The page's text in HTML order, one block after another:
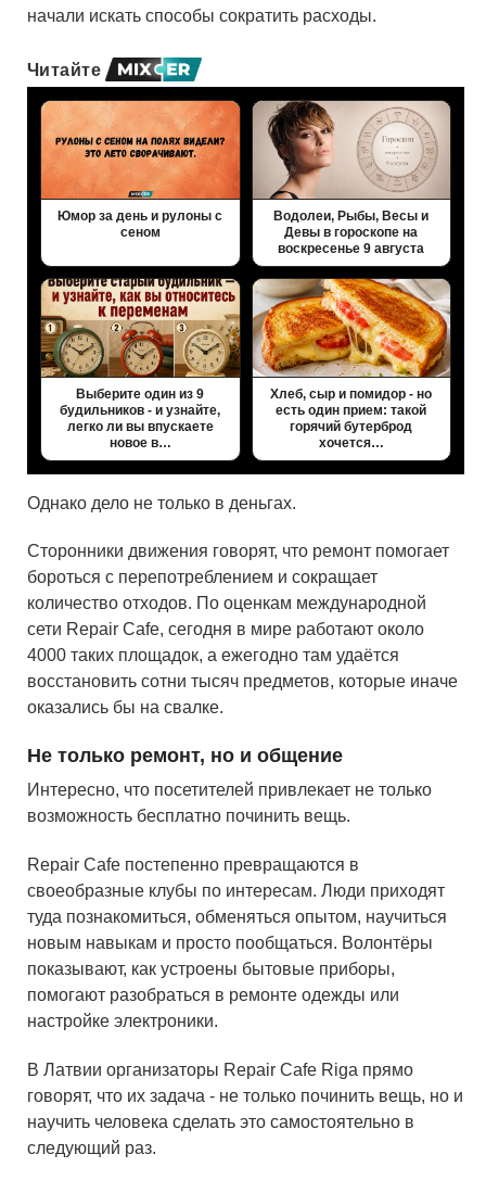
начали искать способы сократить расходы.
Читайте
Юмор за день и рулоны с
сеном
Водолеи, Рыбы, Весы и
Девы в гороскопе на
воскресенье 9 августа
Выберите один из 9
будильников - и узнайте,
легко ли вы впускаете
новое в…
Хлеб, сыр и помидор - но
есть один прием: такой
горячий бутерброд
хочется…
Однако дело не только в деньгах.
Сторонники движения говорят, что ремонт помогает
бороться с перепотреблением и сокращает
количество отходов. По оценкам международной
сети Repair Cafe, сегодня в мире работают около
4000 таких площадок, а ежегодно там удаётся
восстановить сотни тысяч предметов, которые иначе
оказались бы на свалке.
Не только ремонт, но и общение
Интересно, что посетителей привлекает не только
возможность бесплатно починить вещь.
Repair Cafe постепенно превращаются в
своеобразные клубы по интересам. Люди приходят
туда познакомиться, обменяться опытом, научиться
новым навыкам и просто пообщаться. Волонтёры
показывают, как устроены бытовые приборы,
помогают разобраться в ремонте одежды или
настройке электроники.
В Латвии организаторы Repair Cafe Riga прямо
говорят, что их задача - не только починить вещь, но и
научить человека сделать это самостоятельно в
следующий раз.